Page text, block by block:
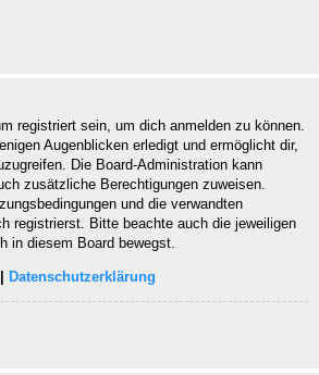
registriert sein, um dich anmelden zu können.
Augenblicken erledigt und ermöglicht dir,
Die Board-Administration kann
zusätzliche Berechtigungen zuweisen.
und die verwandten
registrierst. Bitte beachte auch die jeweiligen
in diesem Board bewegst.
Datenschutzerklärung